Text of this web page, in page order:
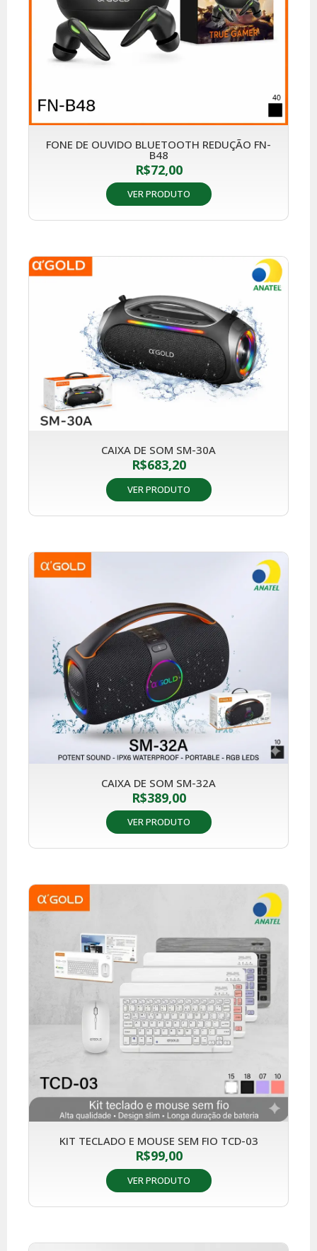
FONE DE OUVIDO BLUETOOTH REDUÇÃO FN-
B48
R$72,00
VER PRODUTO
CAIXA DE SOM SM-30A
R$683,20
VER PRODUTO
CAIXA DE SOM SM-32A
R$389,00
VER PRODUTO
KIT TECLADO E MOUSE SEM FIO TCD-03
R$99,00
VER PRODUTO